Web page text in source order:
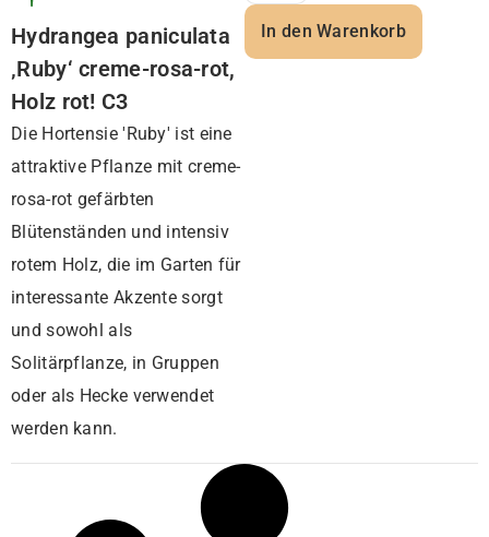
Hydrangea paniculata
‚Ruby‘ creme-rosa-rot,
Holz rot! C3
Die Hortensie 'Ruby' ist eine
attraktive Pflanze mit creme-
rosa-rot gefärbten
Blütenständen und intensiv
rotem Holz, die im Garten für
interessante Akzente sorgt
und sowohl als
Solitärpflanze, in Gruppen
oder als Hecke verwendet
werden kann.
In den Warenkorb